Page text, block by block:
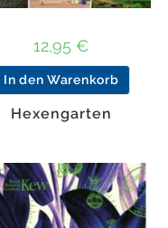
12,95 €
In den Warenkorb
Hexengarten